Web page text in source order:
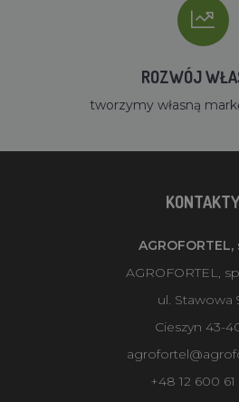
ROZWÓJ
tworzymy własną
KONTAKTY
AGROFORTEL,
AGROFORTEL,
ul. Stawowa
Cieszyn 43-
+48 12 600 61